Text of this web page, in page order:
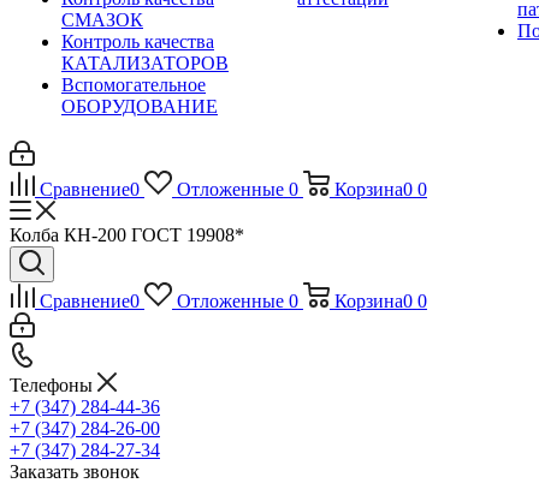
СМАЗОК
Контроль качества
КАТАЛИЗАТОРОВ
Вспомогательное
ОБОРУДОВАНИЕ
Сравнение0 Отложенные 0 Корзина0 0
Колба КН-200 ГОСТ 19908*
Сравнение0 Отложенные 0 Корзина0 0
Телефоны
+7 (347) 284-44-36
+7 (347) 284-26-00
+7 (347) 284-27-34
Заказать звонок